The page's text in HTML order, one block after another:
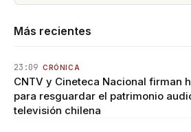
Más recientes
23:09 CRÓNICA
CNTV y Cineteca Nacional firman
para resguardar el patrimonio
televisión chilena